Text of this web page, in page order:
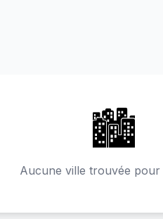
🏙️
Aucune ville trouvée pour